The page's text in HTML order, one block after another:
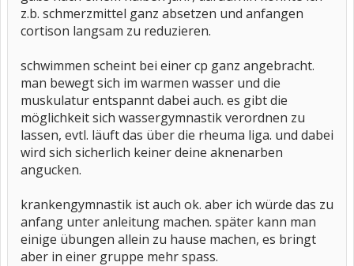
z.b. schmerzmittel ganz absetzen und anfangen
cortison langsam zu reduzieren.
schwimmen scheint bei einer cp ganz angebracht.
man bewegt sich im warmen wasser und die
muskulatur entspannt dabei auch. es gibt die
möglichkeit sich wassergymnastik verordnen zu
lassen, evtl. läuft das über die rheuma liga. und dabei
wird sich sicherlich keiner deine aknenarben
angucken.
krankengymnastik ist auch ok. aber ich würde das zu
anfang unter anleitung machen. später kann man
einige übungen allein zu hause machen, es bringt
aber in einer gruppe mehr spass.